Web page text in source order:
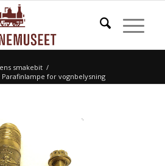
smakebit /
Parafinlampe for vognbelysning